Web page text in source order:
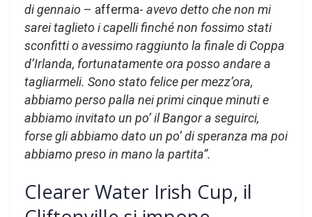
di gennaio – afferma- avevo detto che non mi
sarei taglieto i capelli finché non fossimo stati
sconfitti o avessimo raggiunto la finale di Coppa
d’Irlanda, fortunatamente ora posso andare a
tagliarmeli. Sono stato felice per mezz’ora,
abbiamo perso palla nei primi cinque minuti e
abbiamo invitato un po’ il Bangor a seguirci,
forse gli abbiamo dato un po’ di speranza ma poi
abbiamo preso in mano la partita”.
Clearer Water Irish Cup, il